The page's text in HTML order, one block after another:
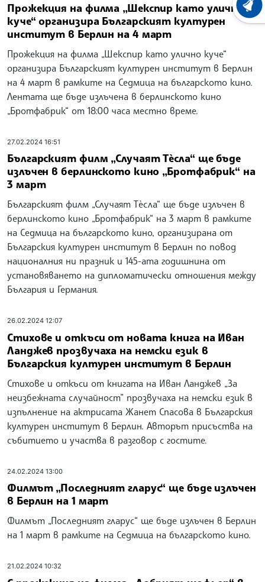
Прожекция на филма „Шекспир като улично
куче“ организира Българският културен
институт в Берлин на 4 март
Прожекция на филма „Шекспир като улично куче“
организира Българският културен институт в Берлин
на 4 март в рамките на Седмица на българското кино.
Лентата ще бъде излъчена в берлинското кино
„Бротфабрик“ от 18:00 часа местно време.
27.02.2024 16:51
Българският филм „Случаят Тèсла“ ще бъде
излъчен в берлинското кино „Бротфабрик“ на
3 март
Българският филм „Случаят Тèсла“ ще бъде излъчен в
берлинското кино „Бротфабрик“ на 3 март в рамките
на Седмица на българското кино, организирана от
Българския културен институт в Берлин по повод
националния ни празник и 145-ата годишнина от
установяването на дипломатически отношения между
България и Германия.
26.02.2024 12:07
Стихове и откъси от новата книга на Иван
Ланджев прозвучаха на немски език в
Българския културен институт в Берлин
Стихове и откъси от книгата на Иван Ланджев „За
неизбежната случайност” прозвучаха на немски език в
изпълнение на актрисата Жанет Спасова в Българския
културен институт в Берлин. Авторът присъства на
събитието и участва в разговор с гостите.
24.02.2024 13:00
Филмът „Последният гларус“ ще бъде излъчен
в Берлин на 1 март
Филмът „Последният гларус“ ще бъде излъчен в Берлин
на 1 март в рамките на Седмица на българското кино.
21.02.2024 10:32